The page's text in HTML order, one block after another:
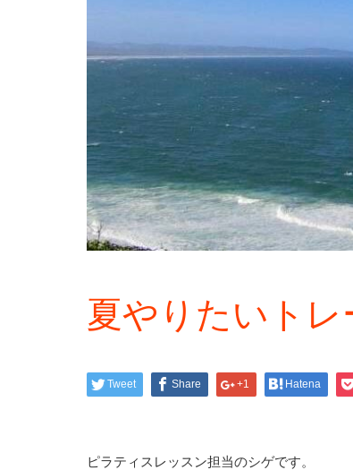
夏やりたいトレ
Tweet Share +1 Hatena
ピラティスレッスン担当のシゲです。